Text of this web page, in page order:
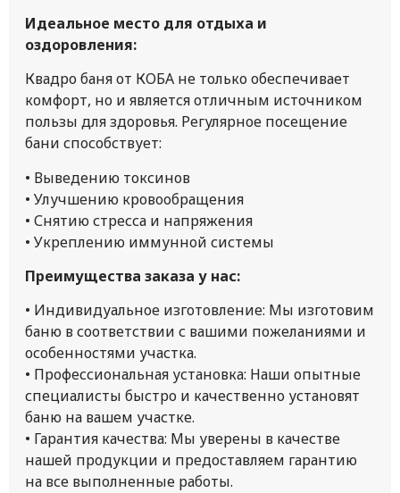
Идеальное место для отдыха и
оздоровления:
Квадро баня от КОБА не только обеспечивает
комфорт, но и является отличным источником
пользы для здоровья. Регулярное посещение
бани способствует:
• Выведению токсинов
• Улучшению кровообращения
• Снятию стресса и напряжения
• Укреплению иммунной системы
Преимущества заказа у нас:
• Индивидуальное изготовление: Мы изготовим
баню в соответствии с вашими пожеланиями и
особенностями участка.
• Профессиональная установка: Наши опытные
специалисты быстро и качественно установят
баню на вашем участке.
• Гарантия качества: Мы уверены в качестве
нашей продукции и предоставляем гарантию
на все выполненные работы.